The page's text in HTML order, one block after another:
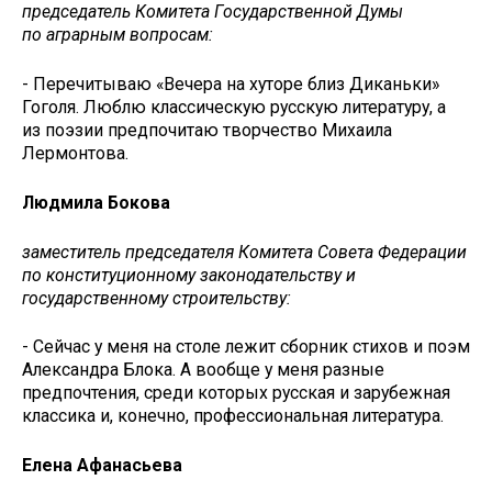
председатель Комитета Государственной Думы
по аграрным вопросам:
- Перечитываю «Вечера на хуторе близ Диканьки»
Гоголя. Люблю классическую русскую литературу, а
из поэзии предпочитаю творчество Михаила
Лермонтова.
Людмила Бокова
заместитель председателя Комитета Совета Федерации
по конституционному законодательству и
государственному строительству:
- Сейчас у меня на столе лежит сборник стихов и поэм
Александра Блока. А вообще у меня разные
предпочтения, среди которых русская и зарубежная
классика и, конечно, профессиональная литература.
Елена Афанасьева